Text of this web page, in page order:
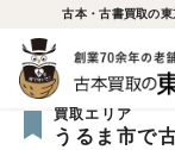
古本・古書買取の
買取エリア
うるま市で